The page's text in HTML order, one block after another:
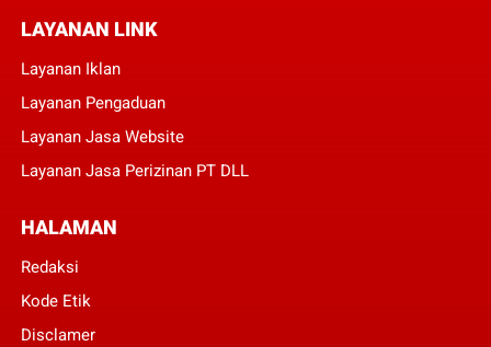
LAYANAN LINK
Layanan Iklan
Layanan Pengaduan
Layanan Jasa Website
Layanan Jasa Perizinan PT DLL
HALAMAN
Redaksi
Kode Etik
Disclamer